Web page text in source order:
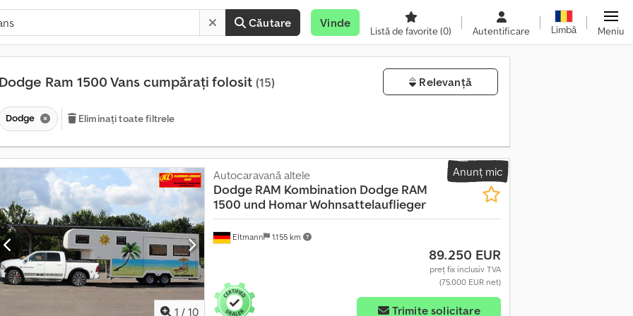
Căutare Vinde
Listă de favorite(0) Autentificare Limbă Meniu
Dodge Ram 1500 Vans cumpărați folosit (15) Relevanță
Dodge Eliminați toate filtrele
Anunț mic
1 / 10
Eltmann 1.155 km
Autocaravană altele
Dodge RAM Kombination Dodge RAM
1500 und Homar Wohnsattelauflieger
89.250 EUR
preț fix inclusiv TVA
(75.000 EUR net)
Trimite solicitare
P
e
s
t
0
.